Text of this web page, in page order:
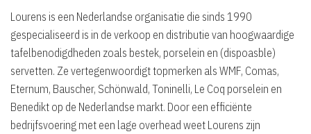
Lourens is een Nederlandse organisatie die sinds 1990
gespecialiseerd is in de verkoop en distributie van hoogwaardige
tafelbenodigdheden zoals bestek, porselein en (dispoasble)
servetten. Ze vertegenwoordigt topmerken als WMF, Comas,
Eternum, Bauscher, Schönwald, Toninelli, Le Coq porselein en
Benedikt op de Nederlandse markt. Door een efficiënte
bedrijfsvoering met een lage overhead weet Lourens zijn